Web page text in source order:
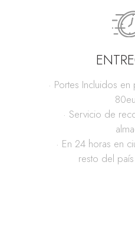
· Portes Incluidos
· Servicio de
· En 24 horas en
resto del